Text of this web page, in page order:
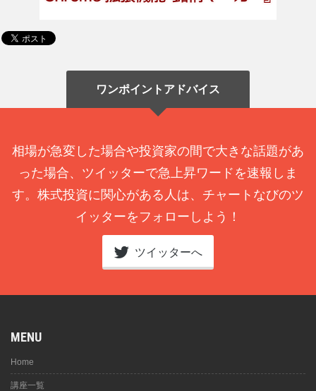
ワンポイントアドバイス
相場が急変した場合や投資家の間で大きな話題があ
った場合、ツイッターで急上昇ワードを速報しま
す。株式投資に関心がある人は、チャートなびのツ
イッターをフォローしよう！
ツイッターへ
MENU
Home
講座一覧